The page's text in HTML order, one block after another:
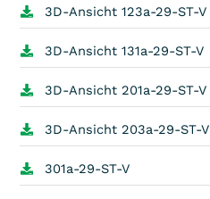
3D-Ansicht 123a-29-ST-V
3D-Ansicht 131a-29-ST-V
3D-Ansicht 201a-29-ST-V
3D-Ansicht 203a-29-ST-V
301a-29-ST-V